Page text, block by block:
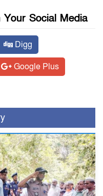
Social Media
Digg
Google Plus